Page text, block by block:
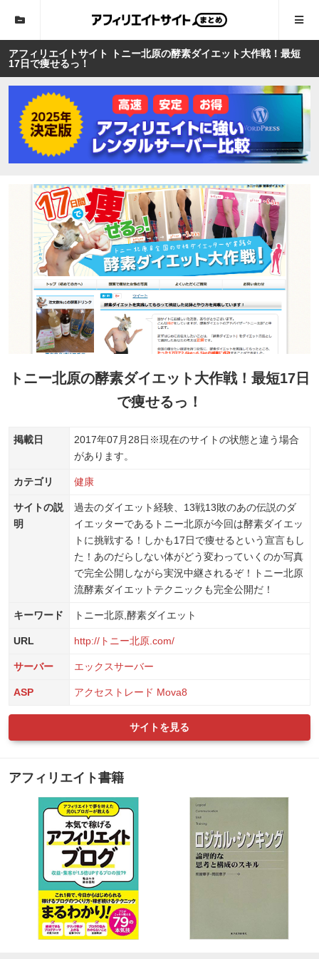
アフィリエイトサイト トニー北原の酵素ダイエット大作戦！最短
17日で痩せるっ！
トニー北原の酵素ダイエット大作戦！最短17日
で痩せるっ！
掲載日 2017年07月28日 ※現在のサイトの状態と違う場合
があります。
カテゴリ 健康
サイトの説
明
過去のダイエット経験、13戦13敗のあの伝説のダ
イエッターであるトニー北原が今回は酵素ダイエッ
トに挑戦する！しかも17日で痩せるという宣言もし
た！あのだらしない体がどう変わっていくのか写真
で完全公開しながら実況中継されるぞ！トニー北原
流酵素ダイエットテクニックも完全公開だ！
キーワード トニー北原,酵素ダイエット
URL http://トニー北原.com/
サーバー エックスサーバー
ASP アクセストレード Mova8
サイトを見る
アフィリエイト書籍